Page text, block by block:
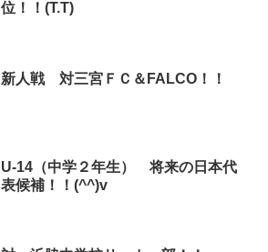
位！！(T.T)
新人戦 対三宮ＦＣ＆FALCO！！
U-14（中学２年生） 将来の日本代
表候補！！(^^)v